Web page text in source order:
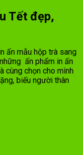
Tết đẹp,
ấn mẫu hộp trà sang
ấn phẩm in ấn
cùng chọn cho mình
biếu người thân